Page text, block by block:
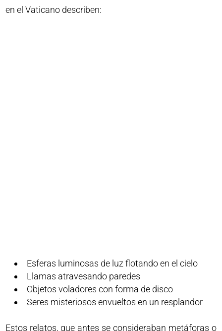
en el Vaticano describen:
Esferas luminosas de luz flotando en el cielo
Llamas atravesando paredes
Objetos voladores con forma de disco
Seres misteriosos envueltos en un resplandor
Estos relatos, que antes se consideraban metáforas o